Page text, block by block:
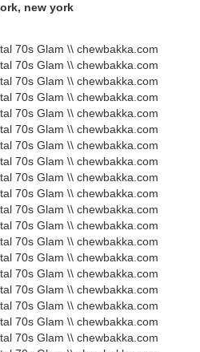
new york